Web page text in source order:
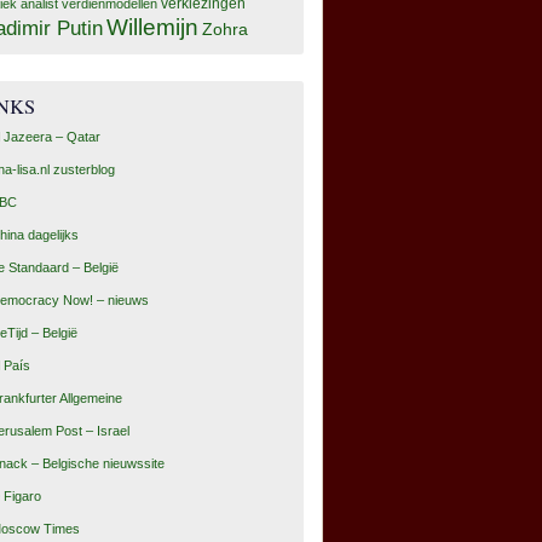
analist verdienmodellen verkiezingen
PutinWillemijn Zohra
Jazeera – Qatar
lisa.nl zusterblog
dagelijks
Standaard – België
Now! – nieuws
– België
País
Allgemeine
Post – Israel
– Belgische nieuwssite
Figaro
Times